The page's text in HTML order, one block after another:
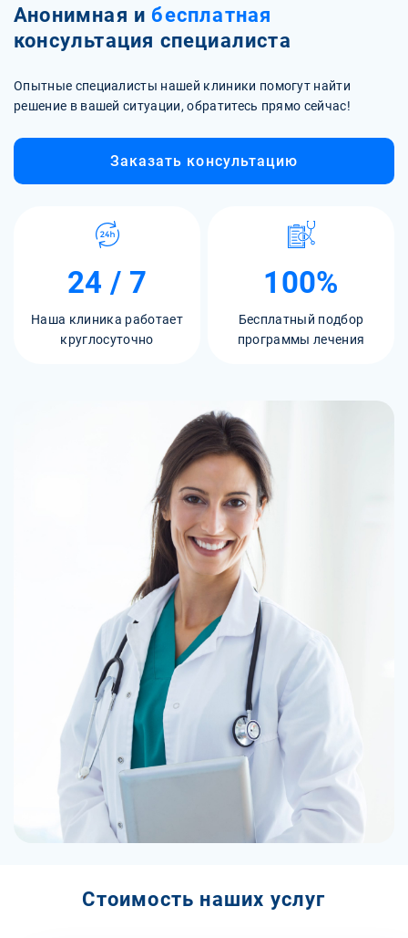
Анонимная и бесплатная
консультация специалиста
Опытные специалисты нашей клиники помогут найти
решение в вашей ситуации, обратитесь прямо сейчас!
Заказать консультацию
24 / 7
Наша клиника работает
круглосуточно
100%
Бесплатный подбор
программы лечения
Стоимость наших услуг